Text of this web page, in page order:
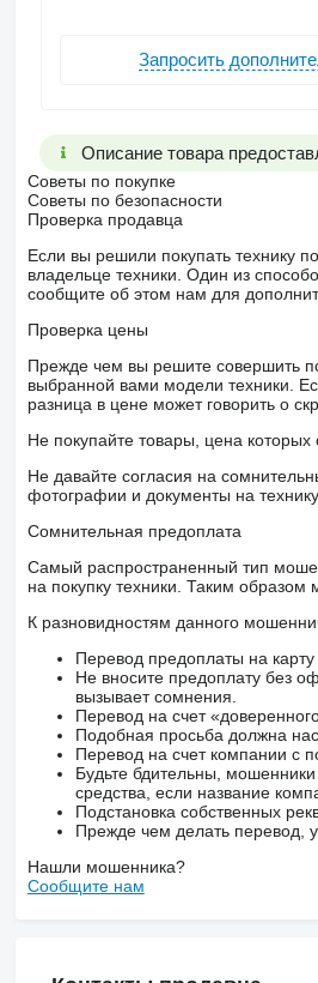
Запросить
Описание товара
Советы по покупке
Советы по безопасности
Проверка продавца
Если вы решили покупать технику
владельце техники. Один из
сообщите об этом нам для
Проверка цены
Прежде чем вы решите совершить
выбранной вами модели техники.
разница в цене может говорить о
Не покупайте товары, цена
Не давайте согласия на
фотографии и документы на
Сомнительная предоплата
Самый распространенный тип
на покупку техники. Таким
К разновидностям данного
Перевод предоплаты на карту
Не вносите предоплату без
вызывает сомнения.
Перевод на счет
Подобная просьба должна
Перевод на счет компании с
Будьте бдительны,
средства, если название
Подстановка собственных
Прежде чем делать перевод,
Нашли мошенника?
Сообщите нам